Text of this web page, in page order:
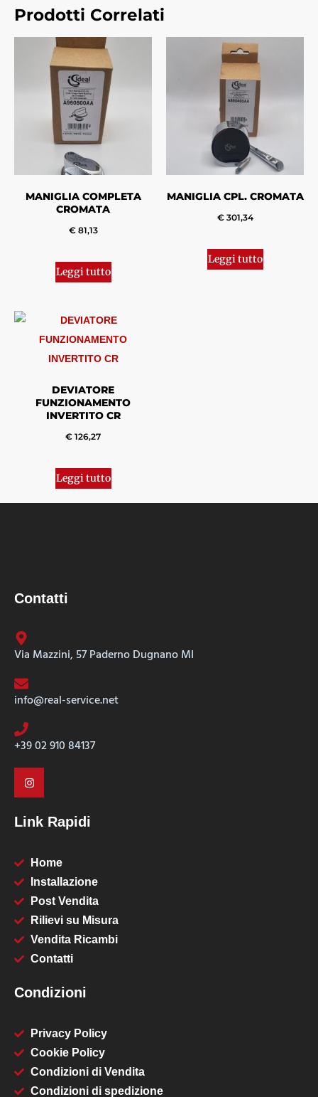
Prodotti Correlati
MANIGLIA COMPLETA
CROMATA
€81,13
Leggi tutto
MANIGLIA CPL. CROMATA
€301,34
Leggi tutto
DEVIATORE
FUNZIONAMENTO
INVERTITO CR
€ 126,27
Leggi tutto
Contatti
Via Mazzini, 57 Paderno Dugnano MI
info@real-service.net
+39 02 910 84137
Link Rapidi
Home
Installazione
Post Vendita
Rilievi su Misura
Vendita Ricambi
Contatti
Condizioni
Privacy Policy
Cookie Policy
Condizioni di Vendita
Condizioni di spedizione